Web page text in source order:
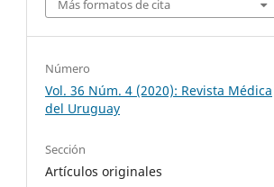
Más formatos de cita
Número
Vol. 36 Núm. 4 (2020): Revista Médica
del Uruguay
Sección
Artículos originales